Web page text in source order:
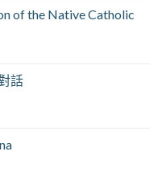
of the Native Catholic
話